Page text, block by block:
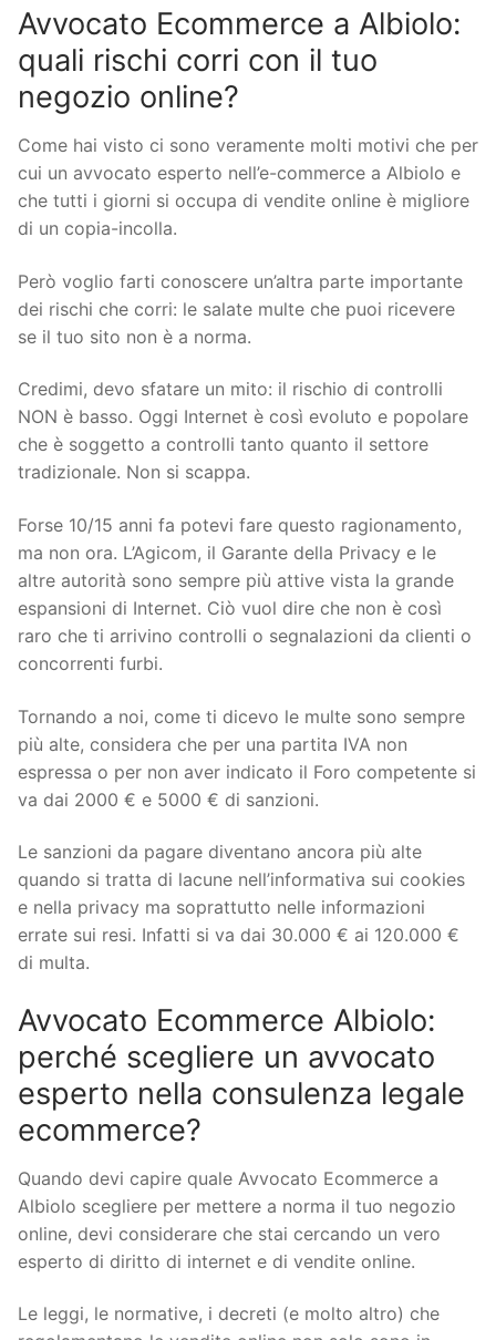
Avvocato Ecommerce a Albiolo:
quali rischi corri con il tuo
negozio online?
Come hai visto ci sono veramente molti motivi che per
cui un avvocato esperto nell’e-commerce a Albiolo e
che tutti i giorni si occupa di vendite online è migliore
di un copia-incolla.
Però voglio farti conoscere un’altra parte importante
dei rischi che corri: le salate multe che puoi ricevere
se il tuo sito non è a norma.
Credimi, devo sfatare un mito: il rischio di controlli
NON è basso. Oggi Internet è così evoluto e popolare
che è soggetto a controlli tanto quanto il settore
tradizionale. Non si scappa.
Forse 10/15 anni fa potevi fare questo ragionamento,
ma non ora. L’Agicom, il Garante della Privacy e le
altre autorità sono sempre più attive vista la grande
espansioni di Internet. Ciò vuol dire che non è così
raro che ti arrivino controlli o segnalazioni da clienti o
concorrenti furbi.
Tornando a noi, come ti dicevo le multe sono sempre
più alte, considera che per una partita IVA non
espressa o per non aver indicato il Foro competente si
va dai 2000 € e 5000 € di sanzioni.
Le sanzioni da pagare diventano ancora più alte
quando si tratta di lacune nell’informativa sui cookies
e nella privacy ma soprattutto nelle informazioni
errate sui resi. Infatti si va dai 30.000 € ai 120.000 €
di multa.
Avvocato Ecommerce Albiolo:
perché scegliere un avvocato
esperto nella consulenza legale
ecommerce?
Quando devi capire quale Avvocato Ecommerce a
Albiolo scegliere per mettere a norma il tuo negozio
online, devi considerare che stai cercando un vero
esperto di diritto di internet e di vendite online.
Le leggi, le normative, i decreti (e molto altro) che